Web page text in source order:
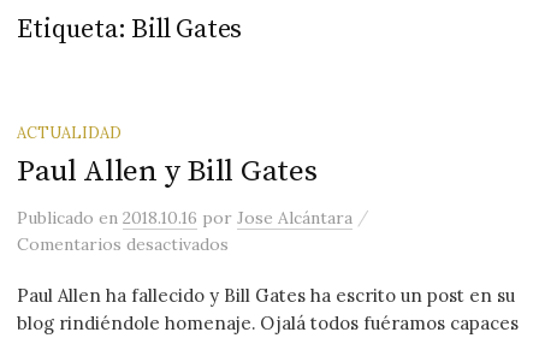
Etiqueta: Bill Gates
ACTUALIDAD
Paul Allen y Bill Gates
Publicadoen2018.10.16 porJose Alcántara /
Comentarios desactivados
Paul Allen ha fallecido y Bill Gates ha escrito un post en su
blog rindiéndole homenaje. Ojalá todos fuéramos capaces